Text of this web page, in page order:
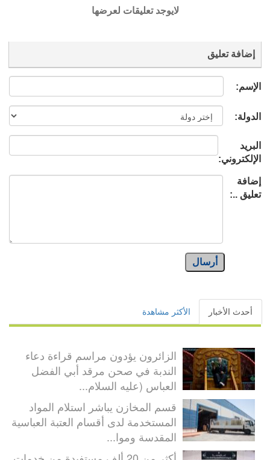
لايوجد تعليقات لعرضها
إضافة تعليق
الإسم:
الدولة:
البريد
الإلكتروني:
إضافة
تعليق ..:
أرسال
أحدث الأخبار الأكثر مشاهدة
الزائرون يؤدون مراسم قراءة دعاء
الندبة في صحن مرقد أبي الفضل
العباس (عليه السلام...
قسم المخازن يباشر استلام المواد
المستخدمة لدى أقسام العتبة العباسية
المقدسة وموا...